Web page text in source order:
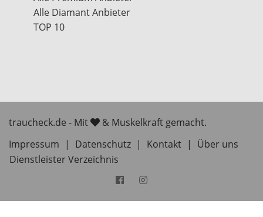
Alle Diamant Anbieter
TOP 10
traucheck.de - Mit
& Muskelkraft gemacht.
Impressum
| Datenschutz | Kontakt |
Über uns
Dienstleister Verzeichnis